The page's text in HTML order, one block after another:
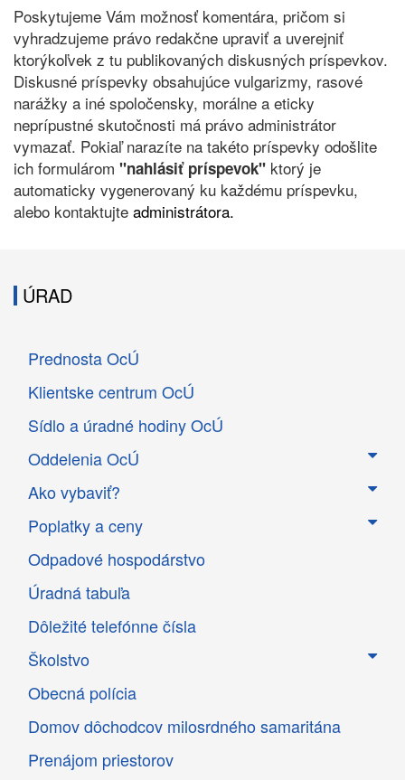
Poskytujeme Vám možnosť komentára, pričom si
vyhradzujeme právo redakčne upraviť a uverejniť
ktorýkoľvek z tu publikovaných diskusných príspevkov.
Diskusné príspevky obsahujúce vulgarizmy, rasové
narážky a iné spoločensky, morálne a eticky
neprípustné skutočnosti má právo administrátor
vymazať. Pokiaľ narazíte na takéto príspevky odošlite
ich formulárom "nahlásiť príspevok" ktorý je
automaticky vygenerovaný ku každému príspevku,
alebo kontaktujte administrátora.
ÚRAD
Prednosta OcÚ
Klientske centrum OcÚ
Sídlo a úradné hodiny OcÚ
Oddelenia OcÚ
Ako vybaviť?
Poplatky a ceny
Odpadové hospodárstvo
Úradná tabuľa
Dôležité telefónne čísla
Školstvo
Obecná polícia
Domov dôchodcov milosrdného samaritána
Prenájom priestorov